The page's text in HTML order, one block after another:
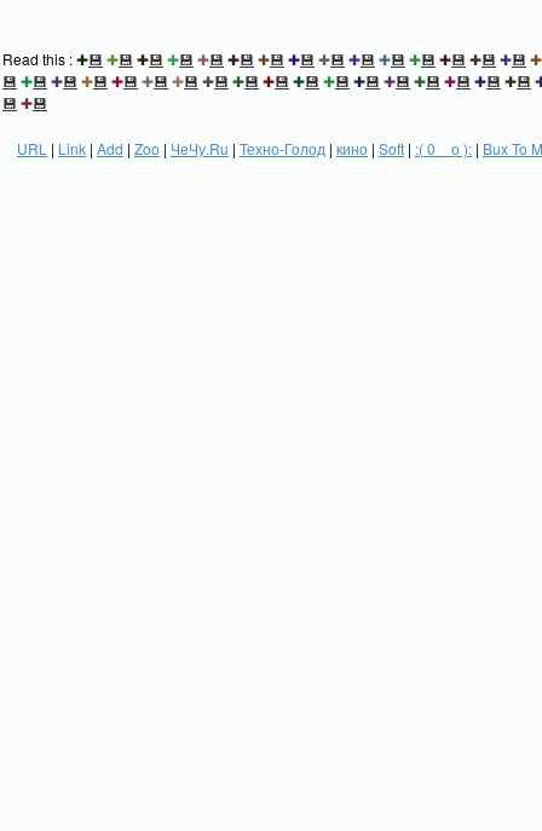
Read this :✚💾 ✚💾 ✚💾 ✚💾 ✚💾 ✚💾 ✚💾 ✚💾 ✚💾 ✚💾 ✚💾 ✚💾 ✚💾 ✚💾 ✚💾 ✚
💾 ✚💾 ✚💾 ✚💾 ✚💾 ✚💾 ✚💾 ✚💾 ✚💾 ✚💾 ✚💾 ✚💾 ✚💾 ✚💾 ✚💾 ✚💾 ✚💾 ✚💾
💾 ✚💾
URL | Link | Add | Zoo | ЧеЧу.Ru | Техно-Голод | кино | Soft | :( 0 _ о ): | Bux To